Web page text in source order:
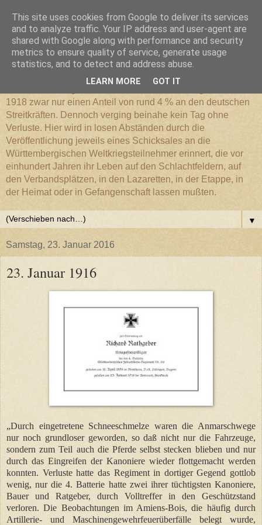
Württembergischer
Weltkriegs-Blog
1918 zwar nur einen Anteil von rund 4 % an den deutschen
Streitkräften. Dennoch verging beinahe kein Tag ohne
Verluste. Hier wird in losen Abständen durch die
Veröffentlichung jeweils eines Schicksales an die
Württembergischen Weltkriegsteilnehmer erinnert, die vor
einhundert Jahren ihr Leben auf den Schlachtfeldern, auf
den Verbandsplätzen, in den Lazaretten, in der Etappe, in
der Heimat oder in Gefangenschaft lassen mußten.
▼
Samstag, 23. Januar 2016
23. Januar 1916
„Durch eingetretene Schneeschmelze waren die Anmarschwege
nur noch grundloser geworden, so daß nicht nur die Fahrzeuge,
sondern zum Teil auch die Pferde selbst stecken blieben und nur
durch das Eingreifen der Kanoniere wieder flottgemacht werden
konnten. Verluste hatte das Regiment in dortiger Gegend gottlob
wenig, nur die 4. Batterie hatte zwei ihrer tüchtigsten Kanoniere,
Bauer und Ratgeber, durch Volltreffer in den Geschützstand
verloren. Die Beobachtungen im Amiens-Bois, die häufig durch
Artillerie- und Maschinengewehrfeuerüberfälle belegt wurde,
This site uses cookies from Google to deliver its services
and to analyze traffic. Your IP address and user-agent are
shared with Google along with performance and security
metrics to ensure quality of service, generate usage
statistics, and to detect and address abuse.
LEARN MORE GOT IT